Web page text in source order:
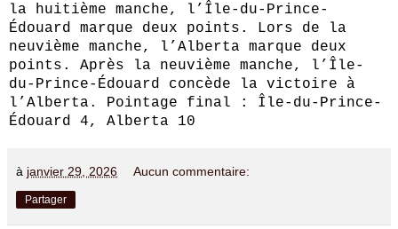
la huitième manche, l’Île-du-Prince-
Édouard marque deux points. Lors de la
neuvième manche, l’Alberta marque deux
points. Après la neuvième manche, l’Île-
du-Prince-Édouard concède la victoire à
l’Alberta. Pointage final : Île-du-Prince-
Édouard 4, Alberta 10
à janvier 29, 2026 Aucun commentaire:
Partager